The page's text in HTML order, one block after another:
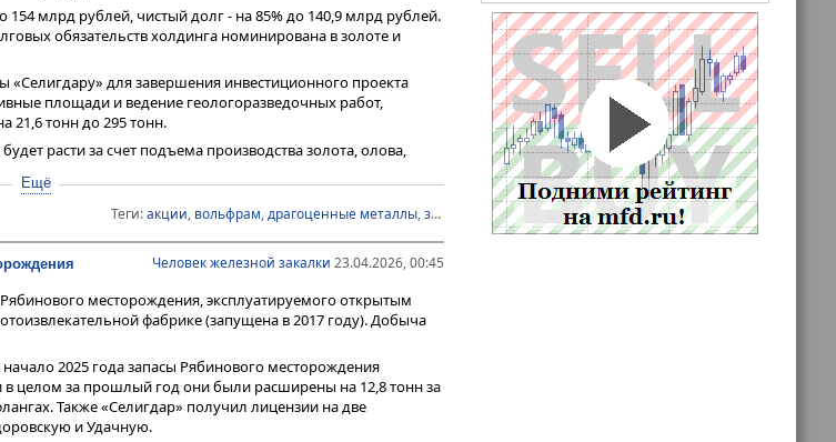
млрд рублей, чистый долг - на 85% до 140,9 млрд рублей.
обязательств холдинга номинирована в золоте и
для завершения инвестиционного проекта
площади и ведение геологоразведочных работ,
21,6 тонн до 295 тонн.
расти за счет подъема производства золота, олова,
последовательно уменьшая долговую нагрузку. Тут
штокверки и сооружение Амурского
бизнеса «Селигдара» и его выход на мировой
находящийся в районе 46 рублей за штуку,
холдинга, свидетельствующие о фундаментальной
Ещё
Теги:акции, вольфрам,драгоценные металлы,золото медь,олово Селигдар,цветные металлы
Человек железной закалки 23.04.2026, 00:45
месторождения, эксплуатируемого открытым
фабрике (запущена в 2017 году). Добыча
2025 года запасы Рябинового месторождения
в целом за прошлый год они были расширены на 12,8 тонн за
Также «Селигдар» получил лицензии на две
и Удачную.